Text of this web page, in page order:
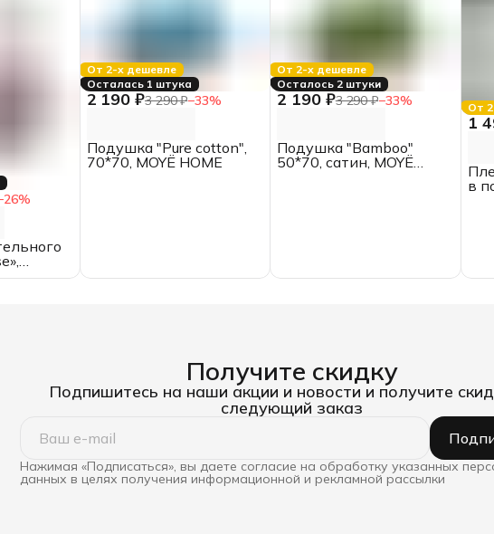
26%
От 2-х дешевле
Осталась 1 штука
2 190 ₽3 290 ₽−33%
Подушка "Pure cotton",
70*70, MOYЁ HOME
От 2-х дешевле
Осталось 2 штуки
2 190 ₽3 290 ₽−33%
Подушка "Bamboo"
50*70, сатин, MOYЁ
От
1
в
Получите скидку
Подпишитесь на наши акции и новости и получите
следующий заказ
Нажимая «Подписаться», вы даете согласие на обработку указанных
данных в целях получения информационной и рекламной рассылки